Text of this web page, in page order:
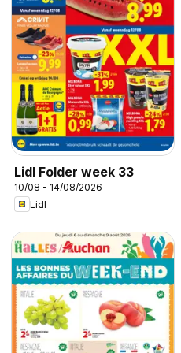
Lidl Folder week 33
10/08 - 14/08/2026
Lidl